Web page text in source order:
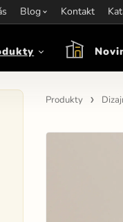
Blog Kontakt
907 263 473Otváracie
Produkty